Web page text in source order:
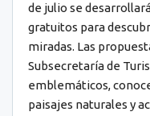
de julio se
gratuitos para
miradas. Las
Subsecretaría de
emblemáticos,
paisajes naturales y